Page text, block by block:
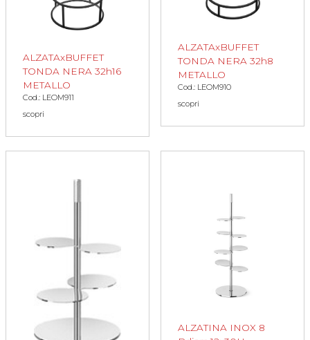
ALZATAxBUFFET
TONDA NERA 32h16
METALLO
Cod.: LEOM911
scopri
ALZATAxBUFFET
TONDA NERA 32h8
METALLO
Cod.: LEOM910
scopri
ALZATINA INOX 8